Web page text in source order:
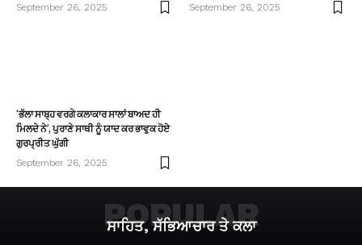
September 26, 2025
September 26, 2025
‘ਭੱਲਾ ਸਾਬ੍ਹ ਵਰਗੇ ਕਲਾਕਾਰ ਸਾਲਾਂ ਬਾਅਦ ਹੀ
ਮਿਲਦੇ ਨੇ’, ਪੁਰਾਣੇ ਸਾਥੀ ਨੂੰ ਯਾਦ ਕਰ ਭਾਵੁਕ ਹੋਏ
ਗੁਰਪ੍ਰੀਤ ਘੁੱਗੀ
September 26, 2025
ਸਾਹਿਤ, ਸੱਭਿਆਚਾਰ ਤੇ ਕਲਾ
POPULAR